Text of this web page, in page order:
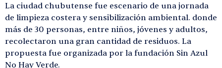
La ciudad chubutense fue escenario de una jornada
de limpieza costera y sensibilización ambiental. donde
más de 30 personas, entre niños, jóvenes y adultos,
recolectaron una gran cantidad de residuos. La
propuesta fue organizada por la fundación Sin Azul
No Hay Verde.